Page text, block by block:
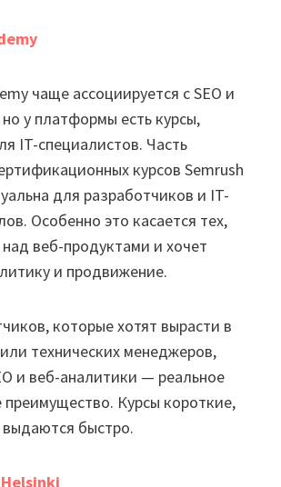
чаще ассоциируется с SEO и
у платформы есть курсы,
IT-специалистов. Часть
курсов Semrush
для разработчиков и IT-
Особенно это касается тех,
веб-продуктами и хочет
и продвижение.
которые хотят вырасти в
технических менеджеров,
и веб-аналитики — реальное
преимущество. Курсы короткие,
быстро.